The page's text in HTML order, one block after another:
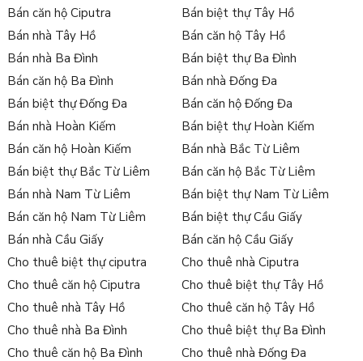
Bán căn hộ Ciputra
Bán biệt thự Tây Hồ
Bán nhà Tây Hồ
Bán căn hộ Tây Hồ
Bán nhà Ba Đình
Bán biệt thự Ba Đình
Bán căn hộ Ba Đình
Bán nhà Đống Đa
Bán biệt thự Đống Đa
Bán căn hộ Đống Đa
Bán nhà Hoàn Kiếm
Bán biệt thự Hoàn Kiếm
Bán căn hộ Hoàn Kiếm
Bán nhà Bắc Từ Liêm
Bán biệt thự Bắc Từ Liêm
Bán căn hộ Bắc Từ Liêm
Bán nhà Nam Từ Liêm
Bán biệt thự Nam Từ Liêm
Bán căn hộ Nam Từ Liêm
Bán biệt thự Cầu Giấy
Bán nhà Cầu Giấy
Bán căn hộ Cầu Giấy
Cho thuê biệt thự ciputra
Cho thuê nhà Ciputra
Cho thuê căn hộ Ciputra
Cho thuê biệt thự Tây Hồ
Cho thuê nhà Tây Hồ
Cho thuê căn hộ Tây Hồ
Cho thuê nhà Ba Đình
Cho thuê biệt thự Ba Đình
Cho thuê căn hộ Ba Đình
Cho thuê nhà Đống Đa